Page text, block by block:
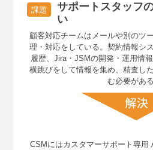
課題
サポートスタッフ
い
顧客対応チームはメールや別のツ
理・対応をしている。契約情報シ
履歴、Jira・JSMの開発・運用情
横跳びをして情報を集め、精査し
む必要がある
CSMにはカスタマーサポート専用